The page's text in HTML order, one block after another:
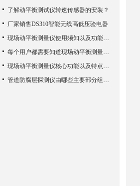
了解动平衡测试仪转速传感器的安装？
厂家销售DS310智能无线高低压验电器
现场动平衡测量仪使用须知以及功能特性
每个用户都需要知道现场动平衡测量仪的一些知识
现场动平衡测量仪核心功能以及特点使用方法
管道防腐层探测仪由哪些主要部分组成？